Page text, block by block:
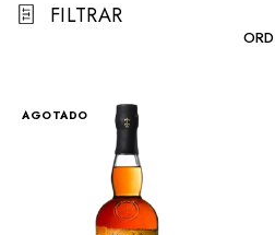
FILTRAR
AGOTADO